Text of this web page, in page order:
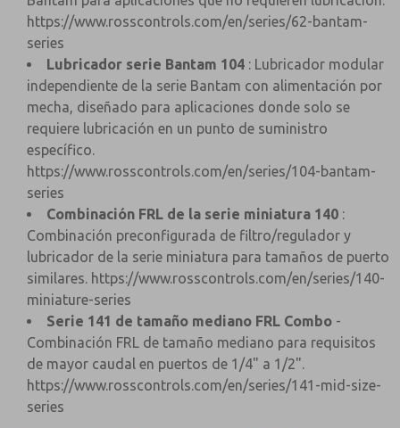
https://www.rosscontrols.com/en/series/62-bantam-
series
Lubricador serie Bantam 104 : Lubricador modular
independiente de la serie Bantam con alimentación por
mecha, diseñado para aplicaciones donde solo se
requiere lubricación en un punto de suministro
específico.
https://www.rosscontrols.com/en/series/104-bantam-
series
Combinación FRL de la serie miniatura 140 :
Combinación preconfigurada de filtro/regulador y
lubricador de la serie miniatura para tamaños de puerto
similares. https://www.rosscontrols.com/en/series/140-
miniature-series
Serie 141 de tamaño mediano FRL Combo -
Combinación FRL de tamaño mediano para requisitos
de mayor caudal en puertos de 1/4" a 1/2".
https://www.rosscontrols.com/en/series/141-mid-size-
series